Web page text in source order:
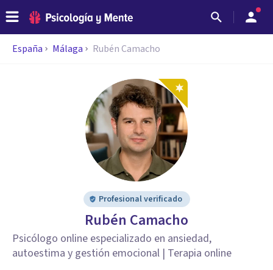
España Málaga Rubén Camacho
Profesional verificado
Rubén Camacho
Psicólogo online especializado en ansiedad,
autoestima y gestión emocional | Terapia online